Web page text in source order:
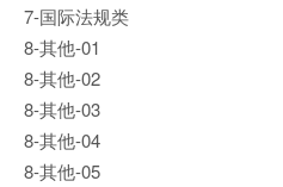
7-国际法规类
8-其他-01
8-其他-02
8-其他-03
8-其他-04
8-其他-05